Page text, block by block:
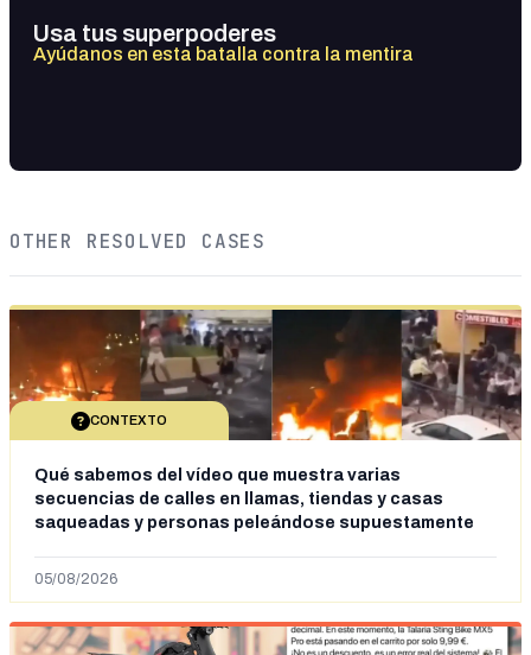
Usa tus superpoderes
Ayúdanos en esta batalla contra la mentira
OTHER RESOLVED CASES
CONTEXTO
Qué sabemos del vídeo que muestra varias
secuencias de calles en llamas, tiendas y casas
saqueadas y personas peleándose supuestamente
situación irregular a Ceuta
05/08/2026